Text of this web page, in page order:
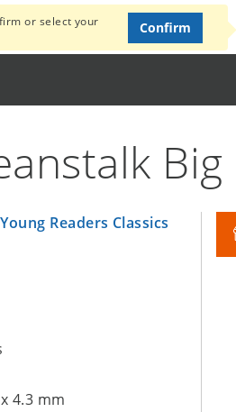
or select your
Confirm
Readers Classics
4.3 mm